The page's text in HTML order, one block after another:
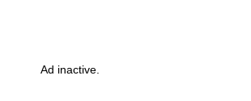
Ad inactive.